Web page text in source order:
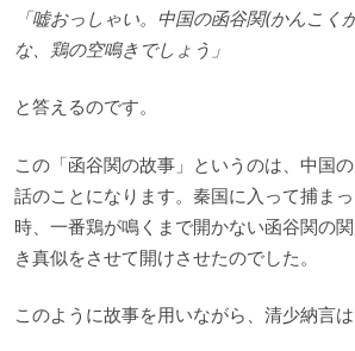
「嘘おっしゃい。中国の函谷関(かんこく
な、鶏の空鳴きでしょう」
と答えるのです。
この「函谷関の故事」というのは、中国
話のことになります。秦国に入って捕ま
時、一番鶏が鳴くまで開かない函谷関の
き真似をさせて開けさせたのでした。
このように故事を用いながら、清少納言は